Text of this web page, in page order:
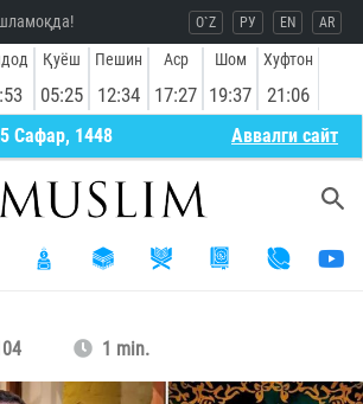
O`Z РУ EN AR
Қуёш
05:25
Пешин
12:34
Аср
17:27
Шом
19:37
Хуфтон
21:06
Сафар, 1448 Aввалги сайт
1 min.